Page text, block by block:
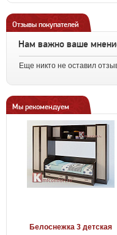
Отзывы покупателей
Нам важно ваше
Еще никто не оставил
Мы рекомендуем
Белоснежка 3 детская